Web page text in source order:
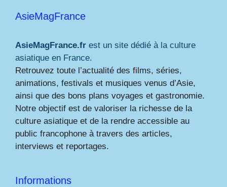
AsieMagFrance
AsieMagFrance.fr est un site dédié à la culture
asiatique en France.
Retrouvez toute l’actualité des films, séries,
animations, festivals et musiques venus d’Asie,
ainsi que des bons plans voyages et gastronomie.
Notre objectif est de valoriser la richesse de la
culture asiatique et de la rendre accessible au
public francophone à travers des articles,
interviews et reportages.
Informations